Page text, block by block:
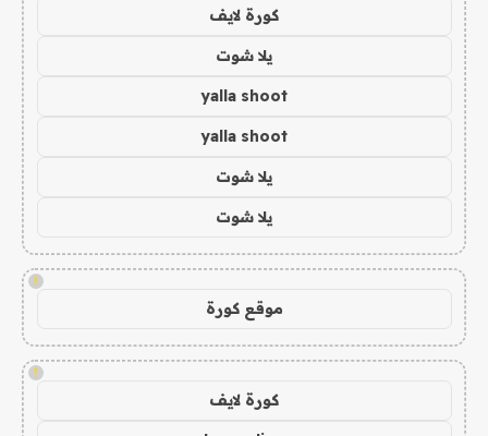
كورة لايف
يلا شوت
yalla shoot
yalla shoot
يلا شوت
يلا شوت
!
موقع كورة
!
كورة لايف